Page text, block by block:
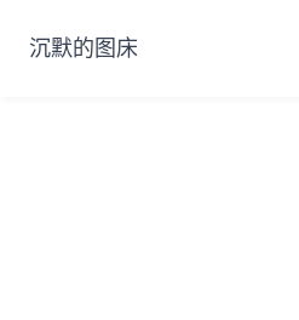
沉默的图床